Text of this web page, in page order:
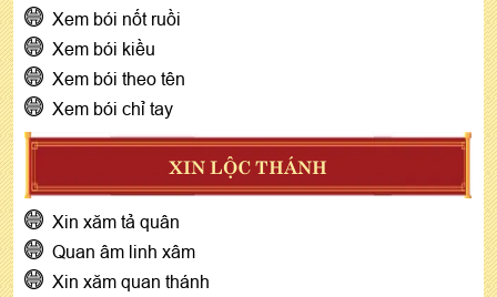
Xem bói nốt ruồi
Xem bói kiều
Xem bói theo tên
Xem bói chỉ tay
XIN LỘC THÁNH
Xin xăm tả quân
Quan âm linh xâm
Xin xăm quan thánh